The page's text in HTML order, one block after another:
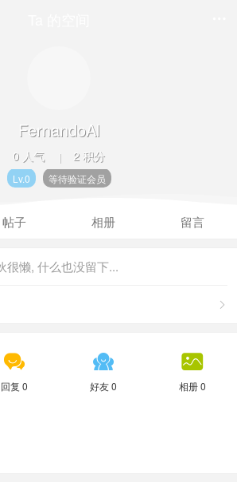
FernandoAl
0 人气 | 2 积分
Lv.0 等待验证会员
帖子 相册 留言
很懒, 什么也没留下...


回复 0

好友 0

相册 0